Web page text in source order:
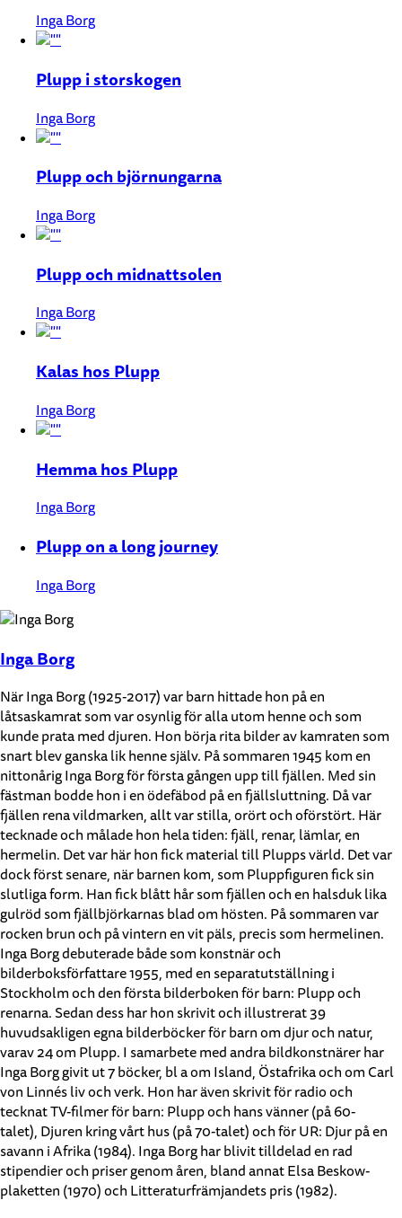
Inga Borg
Plupp i storskogen
Inga Borg
Plupp och björnungarna
Inga Borg
Plupp och midnattsolen
Inga Borg
Kalas hos Plupp
Inga Borg
Hemma hos Plupp
Inga Borg
Plupp on a long journey
Inga Borg
Inga Borg
När Inga Borg (1925-2017) var barn hittade hon på en
låtsaskamrat som var osynlig för alla utom henne och som
kunde prata med djuren. Hon börja rita bilder av kamraten som
snart blev ganska lik henne själv. På sommaren 1945 kom en
nittonårig Inga Borg för första gången upp till fjällen. Med sin
fästman bodde hon i en ödefäbod på en fjällsluttning. Då var
fjällen rena vildmarken, allt var stilla, orört och oförstört. Här
tecknade och målade hon hela tiden: fjäll, renar, lämlar, en
hermelin. Det var här hon fick material till Plupps värld. Det var
dock först senare, när barnen kom, som Pluppfiguren fick sin
slutliga form. Han fick blått hår som fjällen och en halsduk lika
gulröd som fjällbjörkarnas blad om hösten. På sommaren var
rocken brun och på vintern en vit päls, precis som hermelinen.
Inga Borg debuterade både som konstnär och
bilderboksförfattare 1955, med en separatutställning i
Stockholm och den första bilderboken för barn: Plupp och
renarna. Sedan dess har hon skrivit och illustrerat 39
huvudsakligen egna bilderböcker för barn om djur och natur,
varav 24 om Plupp. I samarbete med andra bildkonstnärer har
Inga Borg givit ut 7 böcker, bl a om Island, Östafrika och om Carl
von Linnés liv och verk. Hon har även skrivit för radio och
tecknat TV-filmer för barn: Plupp och hans vänner (på 60-
talet), Djuren kring vårt hus (på 70-talet) och för UR: Djur på en
savann i Afrika (1984). Inga Borg har blivit tilldelad en rad
stipendier och priser genom åren, bland annat Elsa Beskow-
plaketten (1970) och Litteraturfrämjandets pris (1982).